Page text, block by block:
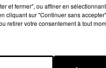
et fermer", ou affiner en
cliquant sur "Continuer sans
retirer votre consentement à tout